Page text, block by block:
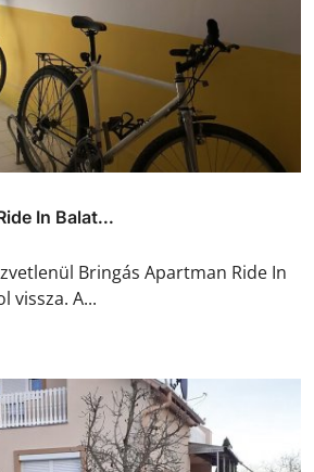
In Balat...
Bringás Apartman Ride In
vissza. A...